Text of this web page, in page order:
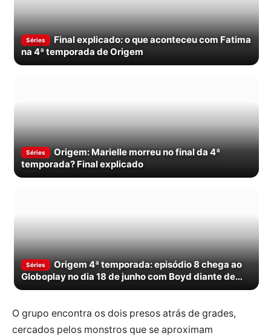
Séries
Final explicado: o que aconteceu com Fatima
na 4ª temporada de Origem
Séries
Origem: Marielle morreu no final da 4ª
temporada? Final explicado
Séries
Origem 4ª temporada: episódio 8 chega ao
Globoplay no dia 18 de junho com Boyd diante de
uma escolha sem volta
O grupo encontra os dois presos atrás de grades,
cercados pelos monstros que se aproximam